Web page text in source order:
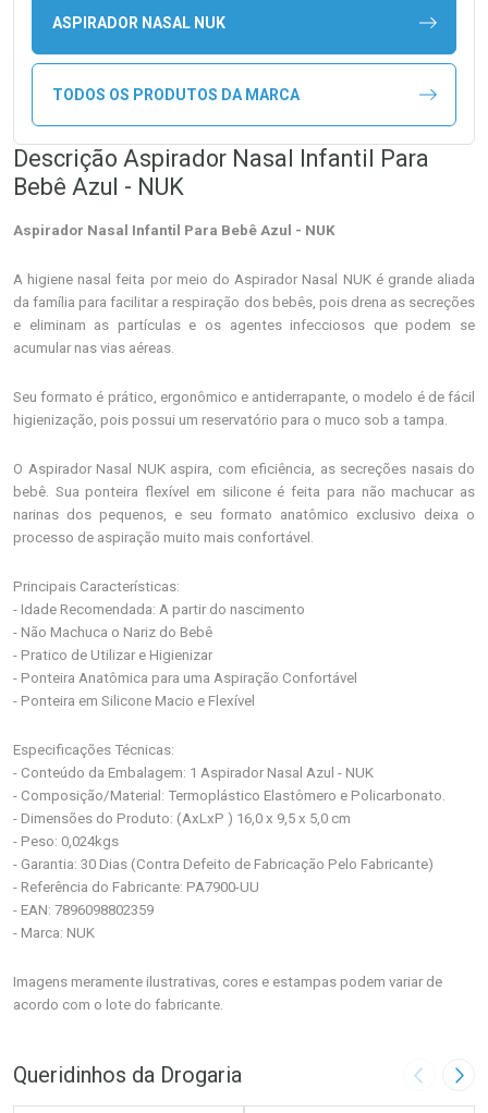
ASPIRADOR NASAL NUK
TODOS OS PRODUTOS DA MARCA
Descrição Aspirador Nasal Infantil Para
Bebê Azul - NUK
Aspirador Nasal Infantil Para Bebê Azul - NUK
A higiene nasal feita por meio do Aspirador Nasal NUK é grande aliada
da família para facilitar a respiração dos bebês, pois drena as secreções
e eliminam as partículas e os agentes infecciosos que podem se
acumular nas vias aéreas.
Seu formato é prático, ergonômico e antiderrapante, o modelo é de fácil
higienização, pois possui um reservatório para o muco sob a tampa.
O Aspirador Nasal NUK aspira, com eficiência, as secreções nasais do
bebê. Sua ponteira flexível em silicone é feita para não machucar as
narinas dos pequenos, e seu formato anatômico exclusivo deixa o
processo de aspiração muito mais confortável.
Principais Características:
- Idade Recomendada: A partir do nascimento
- Não Machuca o Nariz do Bebê
- Pratico de Utilizar e Higienizar
- Ponteira Anatômica para uma Aspiração Confortável
- Ponteira em Silicone Macio e Flexível
Especificações Técnicas:
- Conteúdo da Embalagem: 1 Aspirador Nasal Azul - NUK
- Composição/Material: Termoplástico Elastômero e Policarbonato.
- Dimensões do Produto: (AxLxP ) 16,0 x 9,5 x 5,0 cm
- Peso: 0,024kgs
- Garantia: 30 Dias (Contra Defeito de Fabricação Pelo Fabricante)
- Referência do Fabricante: PA7900-UU
- EAN: 7896098802359
- Marca: NUK
Imagens meramente ilustrativas, cores e estampas podem variar de
acordo com o lote do fabricante.
Queridinhos da Drogaria Imagem